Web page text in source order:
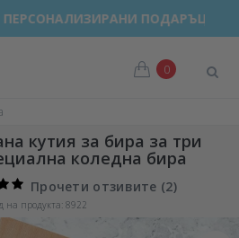
ПОДАРЪЦИ!
0
кутия за бира за три
коледна бира
Прочети отзивите (2)
на продукта: 8922